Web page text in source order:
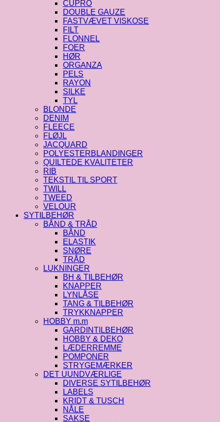
CUPRO
DOUBLE GAUZE
FASTVÆVET VISKOSE
FILT
FLONNEL
FOER
HØR
ORGANZA
PELS
RAYON
SILKE
TYL
BLONDE
DENIM
FLEECE
FLØJL
JACQUARD
POLYESTERBLANDINGER
QUILTEDE KVALITETER
RIB
TEKSTIL TIL SPORT
TWILL
TWEED
VELOUR
SYTILBEHØR
BÅND & TRÅD
BÅND
ELASTIK
SNØRE
TRÅD
LUKNINGER
BH & TILBEHØR
KNAPPER
LYNLÅSE
TANG & TILBEHØR
TRYKKNAPPER
HOBBY m.m
GARDINTILBEHØR
HOBBY & DEKO
LÆDERREMME
POMPONER
STRYGEMÆRKER
DET UUNDVÆRLIGE
DIVERSE SYTILBEHØR
LABELS
KRIDT & TUSCH
NÅLE
SAKSE